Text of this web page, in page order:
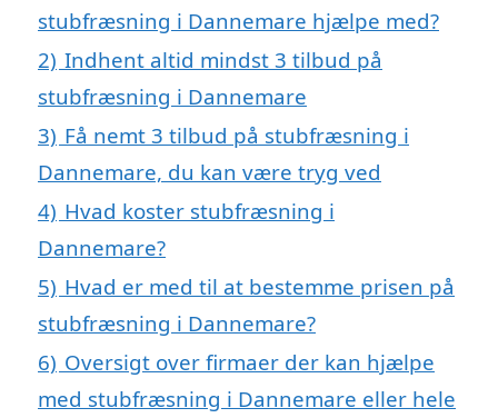
stubfræsning i Dannemare hjælpe med?
2) Indhent altid mindst 3 tilbud på
stubfræsning i Dannemare
3) Få nemt 3 tilbud på stubfræsning i
Dannemare, du kan være tryg ved
4) Hvad koster stubfræsning i
Dannemare?
5) Hvad er med til at bestemme prisen på
stubfræsning i Dannemare?
6) Oversigt over firmaer der kan hjælpe
med stubfræsning i Dannemare eller hele